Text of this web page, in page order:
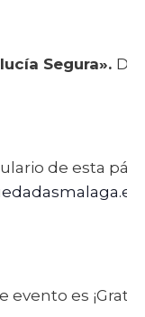
Segura».
de esta
evento es